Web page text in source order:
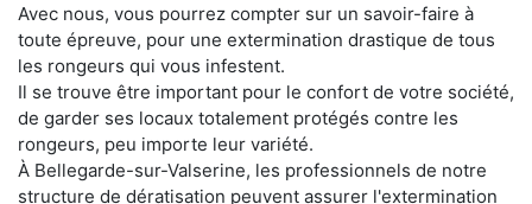
Avec nous, vous pourrez compter sur un savoir-faire à
toute épreuve, pour une extermination drastique de tous
les rongeurs qui vous infestent.
Il se trouve être important pour le confort de votre société,
de garder ses locaux totalement protégés contre les
rongeurs, peu importe leur variété.
À Bellegarde-sur-Valserine, les professionnels de notre
structure de dératisation peuvent assurer l'extermination